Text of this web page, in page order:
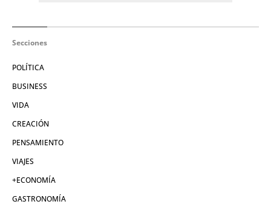
Secciones
POLÍTICA
BUSINESS
VIDA
CREACIÓN
PENSAMIENTO
VIAJES
+ECONOMÍA
GASTRONOMÍA